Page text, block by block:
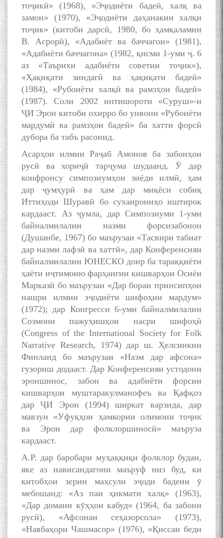
тоҷикӣ» (1968), «Эҷодиёти бадеӣ, халқ ва
замон» (1970), «Эҷодиёти даҳанакии халқи
тоҷик» (китоби дарсӣ, 1980, бо ҳамқаламии
В. Асрорӣ), «Адабиёт ва баччагон» (1981),
«Адабиёти баччагона» (1982, қисми 1-уми ҷ. 6
аз «Таърихи адабиёти советии тоҷик»),
«Ҳақиқати зиндагӣ ва ҳақиқати бадеӣ»
(1984), «Рубоиёти халқӣ ва рамзҳои бадеӣ»
(1987). Соли 2002 интишороти «Суруш»-и
ҶИ Эрон китоби охирро бо унвони «Рубоиёти
мардумӣ ва рамзҳои бадеӣ» ба хатти форсӣ
дубора ба табъ расонид.
Асарҳои илмии Раҷаб Амонов ба забонҳои
русӣ ва хориҷӣ тарҷума шудаанд. Ӯ дар
конфронсу симпозиумҳои зиёди илмӣ, ҳам
дар ҷумҳурӣ ва ҳам дар миқёси собиқ
Иттиҳоди Шуравӣ бо суханрониҳо иштирок
кардааст. Аз ҷумла, дар Симпозиуми 1-уми
байналмилалии назми форсизабонон
(Душанбе, 1967) бо маърузаи «Тасвири табиат
дар назми лафзӣ ва хаттӣ», дар Конференсияи
байналмилалии ЮНЕСКО доир ба тараққиёти
ҳаёти иҷтимоию фарҳангии кишварҳои Осиёи
Марказӣ бо маърузаи «Дар бораи принсипҳои
нашри илмии эҷодиёти шифоҳии мардум»
(1972); дар Конгресси 6-уми байналмилалии
Созмони пажуҳишҳои насри шифоҳӣ
(Congress of the International Society for Folk
Narrative Research, 1974) дар ш. Ҳелсинкии
Финланд бо маърузаи «Назм дар афсона»
гузориш додааст. Дар Конференсияи устодони
эроншинос, забон ва адабиёти форсии
кишварҳои муштаракулманофеъ ва Қафқоз
дар ҶИ Эрон (1994) ширкат варзида, дар
мавзуи «Уфуқҳои ҳамкории олимони тоҷик
ва Эрон дар фолклоршиносӣ» маъруза
кардааст.
А.Р. дар баробари муҳаққиқи фолклор будан,
яке аз нависандагони маъруф низ буд, ки
китобҳои зерин маҳсули эҷоди бадеии ӯ
мебошанд: «Аз паи ҳикмати халқ» (1963),
«Дар домани кӯҳҳои кабуд» (1964, ба забони
русӣ), «Афсонаи сеҳазорсола» (1973),
«Навбаҳори Чашмасор» (1976), «Қиссаи беди